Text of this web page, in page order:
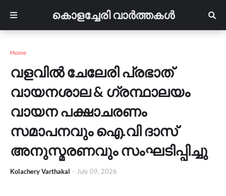
കൊളച്ചേരി വാർത്തകൾ
Home
വളവിൽ ചേലേരി പ്രഭാത്
വായനശാല & ഗ്രന്ഥാലയം
വായന പക്ഷാചരണം
സമാപനവും ഐ.വി ദാസ്
അനുസ്മരണവും സംഘടിപ്പിച്ചു
Kolachery Varthakal - July 09, 2026